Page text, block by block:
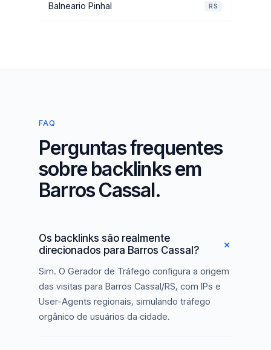
Balneario Pinhal RS
FAQ
Perguntas frequentes
sobre backlinks em
Barros Cassal.
Os backlinks são realmente
direcionados para Barros Cassal?
Sim. O Gerador de Tráfego configura a origem
das visitas para Barros Cassal/RS, com IPs e
User-Agents regionais, simulando tráfego
orgânico de usuários da cidade.